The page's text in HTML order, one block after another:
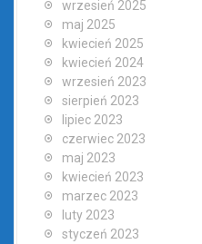
wrzesień 2025
maj 2025
kwiecień 2025
kwiecień 2024
wrzesień 2023
sierpień 2023
lipiec 2023
czerwiec 2023
maj 2023
kwiecień 2023
marzec 2023
luty 2023
styczeń 2023